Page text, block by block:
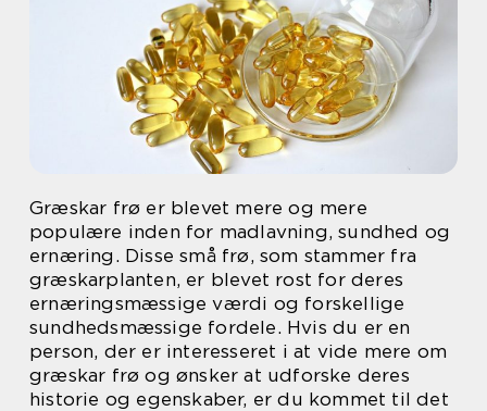
Græskar frø er blevet mere og mere
populære inden for madlavning, sundhed og
ernæring. Disse små frø, som stammer fra
græskarplanten, er blevet rost for deres
ernæringsmæssige værdi og forskellige
sundhedsmæssige fordele. Hvis du er en
person, der er interesseret i at vide mere om
græskar frø og ønsker at udforske deres
historie og egenskaber, er du kommet til det